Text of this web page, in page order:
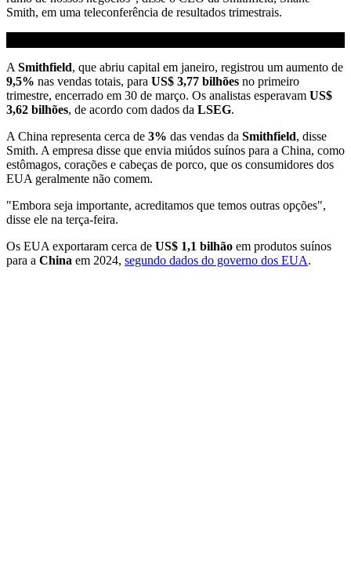
Smith, em uma teleconferência de resultados trimestrais.
A Smithfield, que abriu capital em janeiro, registrou um aumento de
9,5% nas vendas totais, para US$ 3,77 bilhões no primeiro
trimestre, encerrado em 30 de março. Os analistas esperavam US$
3,62 bilhões, de acordo com dados da LSEG.
A China representa cerca de 3% das vendas da Smithfield, disse
Smith. A empresa disse que envia miúdos suínos para a China, como
estômagos, corações e cabeças de porco, que os consumidores dos
EUA geralmente não comem.
"Embora seja importante, acreditamos que temos outras opções",
disse ele na terça-feira.
Os EUA exportaram cerca de US$ 1,1 bilhão em produtos suínos
para a China em 2024, segundo dados do governo dos EUA.